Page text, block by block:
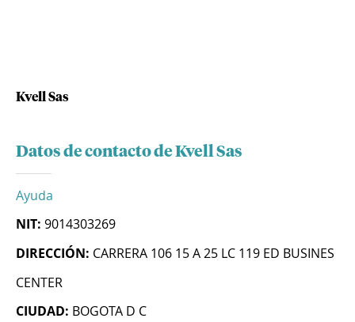
Kvell Sas
Datos de contacto de Kvell Sas
Ayuda
NIT: 9014303269
DIRECCIÓN: CARRERA 106 15 A 25 LC 119 ED BUSINES
CENTER
CIUDAD: BOGOTA D C